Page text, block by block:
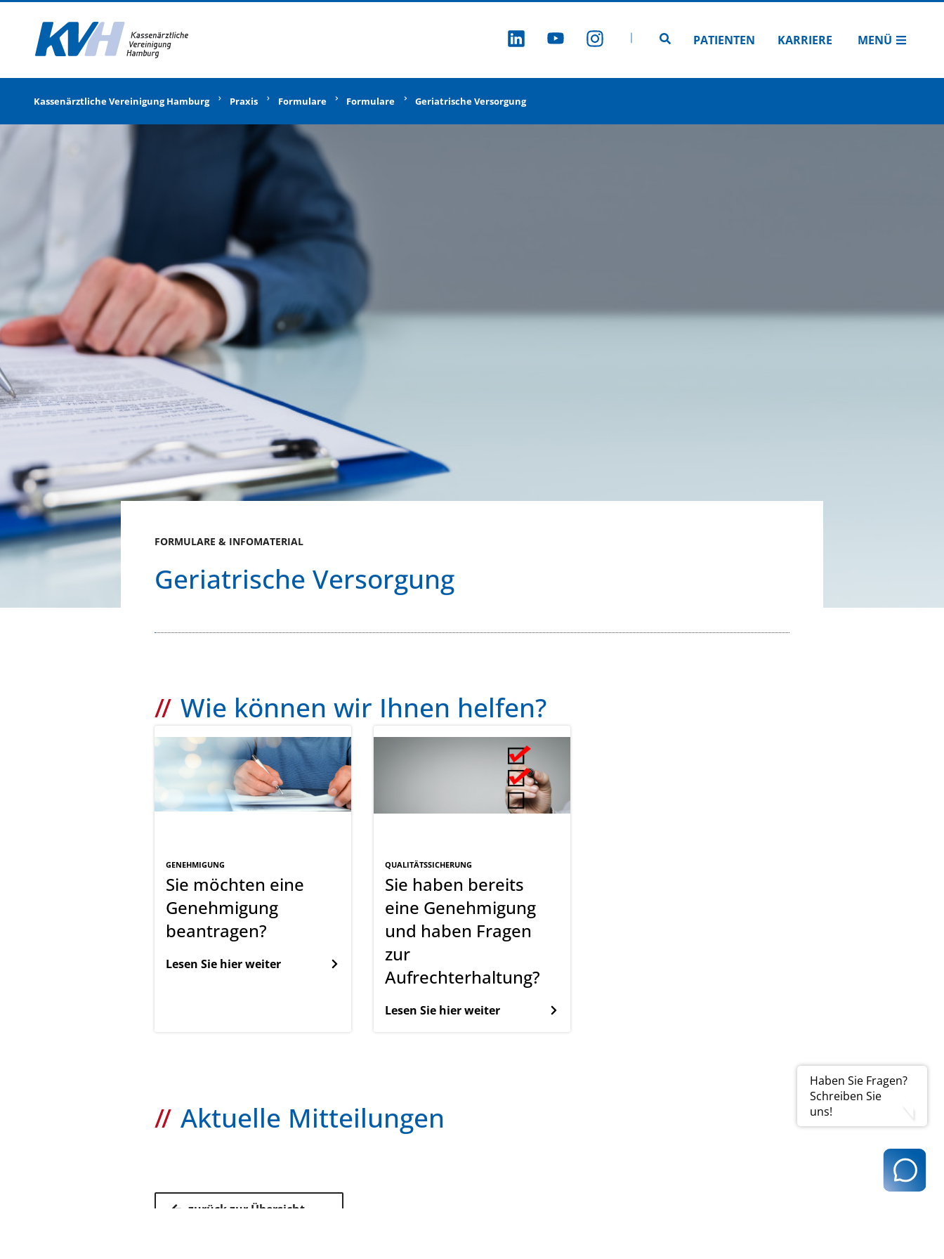
ZU LINKEDIN
ZU YOUTUBE
ZU INSTAGRAM
Zur Seitensuche
PATIENTEN KARRIERE MENÜ
Haben Sie Fragen?
Schreiben Sie
uns!
Kassenärztliche Vereinigung Hamburg Praxis Formulare Formulare Geriatrische Versorgung
FORMULARE & INFOMATERIAL
Geriatrische Versorgung
Wie können wir Ihnen helfen?
GENEHMIGUNG
Sie möchten eine
Genehmigung
beantragen?
Lesen Sie hier weiter
QUALITÄTSSICHERUNG
Sie haben bereits
eine Genehmigung
und haben Fragen
zur
Aufrechterhaltung?
Lesen Sie hier weiter
Aktuelle Mitteilungen
zurück zur Übersicht